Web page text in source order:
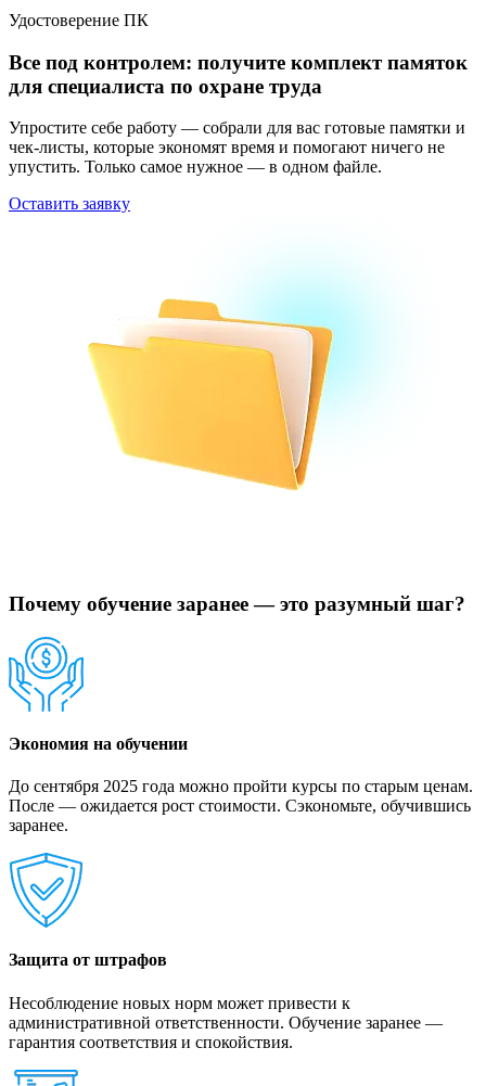
Удостоверение ПК
Все под контролем: получите комплект памяток
для специалиста по охране труда
Упростите себе работу — собрали для вас готовые памятки и
чек-листы, которые экономят время и помогают ничего не
упустить. Только самое нужное — в одном файле.
Оставить заявку
Почему обучение заранее — это разумный шаг?
Экономия на обучении
До сентября 2025 года можно пройти курсы по старым ценам.
После — ожидается рост стоимости. Сэкономьте, обучившись
заранее.
Защита от штрафов
Несоблюдение новых норм может привести к
административной ответственности. Обучение заранее —
гарантия соответствия и спокойствия.